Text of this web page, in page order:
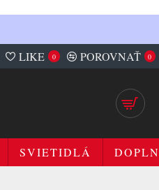
LIKE 0 POROVNAŤ 0
SVIETIDLÁ